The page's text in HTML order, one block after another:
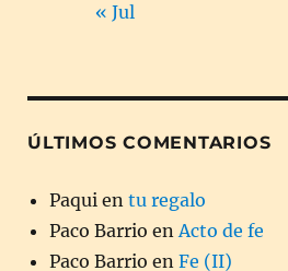
« Jul
ÚLTIMOS COMENTARIOS
Paqui en tu regalo
Paco Barrio enActo de fe
Paco Barrio en Fe (II)